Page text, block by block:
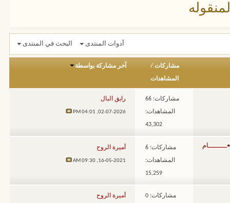
أدوات المنتدى البحث في المنتدى
مشاركات /
المشاهدات
آخر مشاركة بواسطة
مشاركات: 66
المشاهدات:
43,302
رايق البال
02-07-2026,
04:01 PM
مشاركات: 6
المشاهدات:
15,259
أميرة الروح
16-05-2021,
09:30 AM
مشاركات: 0 أميرة الروح